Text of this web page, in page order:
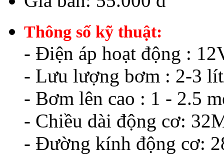
Thông số kỹ thuật:
- Điện áp hoạt động :
- Lưu lượng bơm : 2-3
- Bơm lên cao : 1 - 2.5
- Chiều dài động cơ:
- Đường kính động cơ: